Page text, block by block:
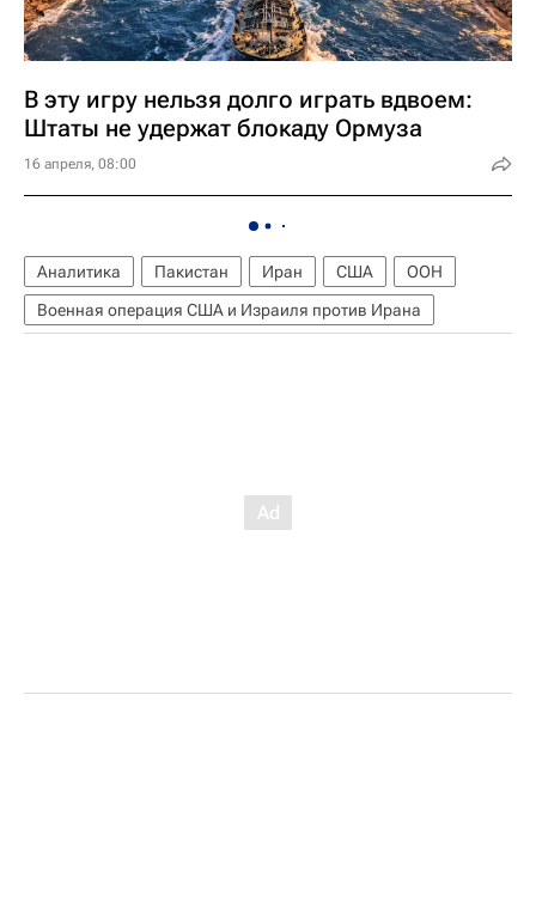
В эту игру нельзя долго играть вдвоем:
Штаты не удержат блокаду Ормуза
16 апреля, 08:00
Аналитика Пакистан Иран США
ООН
Военная операция США и Израиля против Ирана